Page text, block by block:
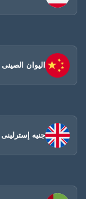
اليوان الصينى​
جنيه إسترلينى